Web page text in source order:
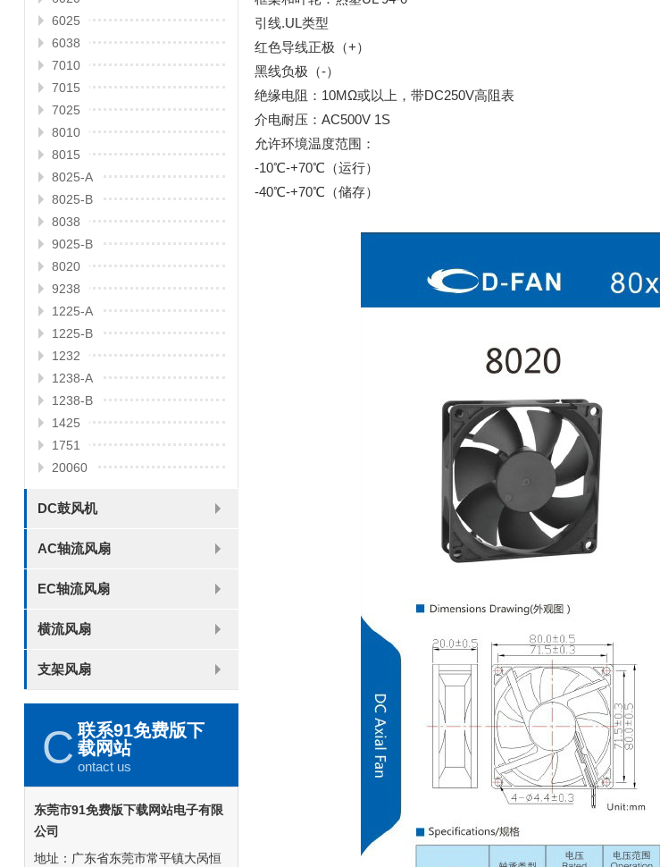
6025
6038
7010
7015
7025
8010
8015
8025-A
8025-B
8038
9025-B
8020
9238
1225-A
1225-B
1232
1238-A
1238-B
1425
1751
20060
DC鼓风机
2006
3507
4008
DFM4010B
4020
4506-A
4506-B
5008
5010
5015-A
5015-B
5016
5020-A
5020-B
5025-A
5025-B
6006
6008
6015-A
6015-B
6020
6025
6028-A
6028-B
7515
7525
7530-A
7530-B
8030-A
8030-B
9330-A
9330-C
9733
10033
1232
AC轴流风扇
8025
8038
9225
9238
1225
1238
1738
1751
2260
EC轴流风扇
6025
8025
8038
9225
9238
1238
横流风扇
DC 030
支架风扇
3010
4010
5010
6010
6025
8015
5032碟形
8030碟形
9025
9025碟形
1225
1025碟形
1025
1225碟形
1525碟形
12538离心
C 联系91免费版下
载网站
ontact us
东莞市91免费版下载网站电子有限
公司
地址：广东省东莞市常平镇大呙恒
引线.UL类型
红色导线正极（+）
黑线负极（-）
绝缘电阻：10MΩ或以上，带DC250V高阻表
介电耐压：AC500V 1S
允许环境温度范围：
-10℃-+70℃（运行）
-40℃-+70℃（储存）